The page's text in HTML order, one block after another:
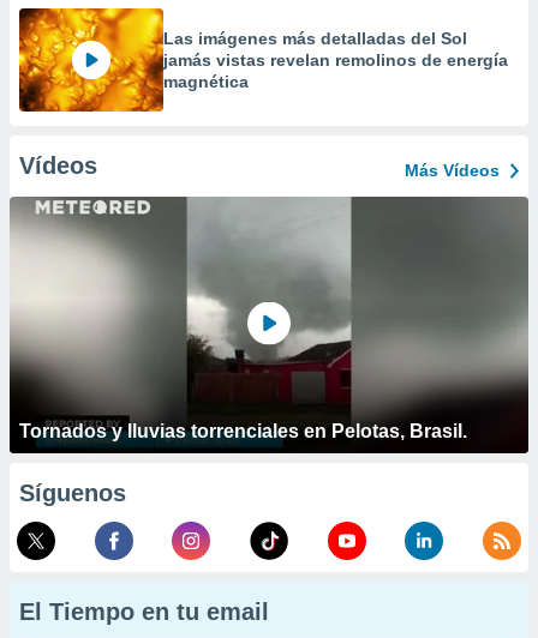
Las imágenes más detalladas del Sol
jamás vistas revelan remolinos de energía
magnética
Vídeos Más Vídeos
Tornados y lluvias torrenciales en Pelotas, Brasil.
Síguenos
El Tiempo en tu email